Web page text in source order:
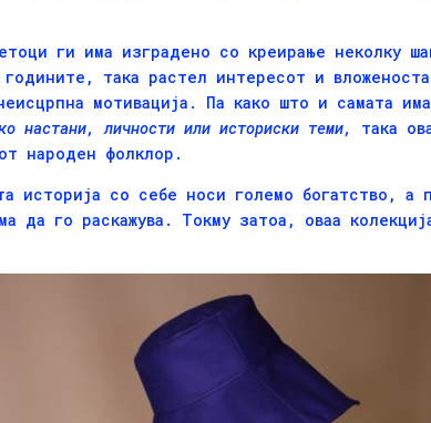
ги има изградено со креирање неколку
годините, така растел интересот и
мотивација. Па како што и самата
настани, личности или историски теми,
така
народен фолклор.
историја со себе носи големо богатство,
да го раскажува. Токму затоа, оваа